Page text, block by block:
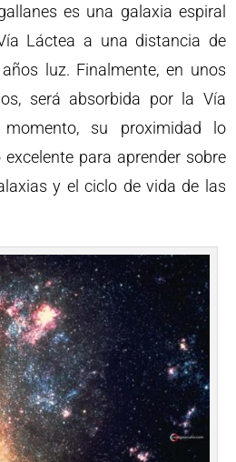
es una galaxia espiral
Láctea a una distancia de
luz. Finalmente, en unos
será absorbida por la Vía
su proximidad lo
para aprender sobre
y el ciclo de vida de las